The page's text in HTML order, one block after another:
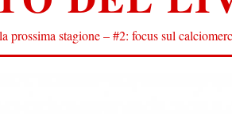
prossima stagione – #2: focus sul